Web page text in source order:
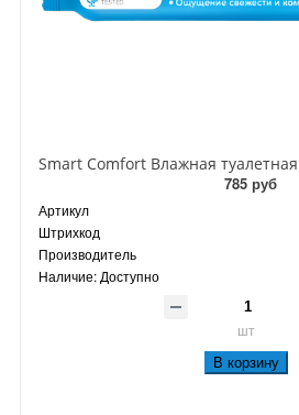
785 руб
Артикул
Штрихкод
Производитель
Наличие: Доступно
шт
В корзину